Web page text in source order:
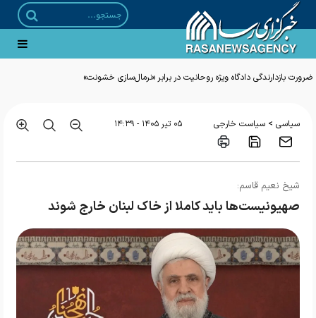
ضرورت بازدارندگی دادگاه ویژه روحانیت در برابر «نرمال‌سازی خشونت»
سیاسی > سیاست خارجی ۰۵ تير ۱۴۰۵ - ۱۴:۳۹
شیخ نعیم قاسم:
صهیونیست‌ها باید کاملا از خاک لبنان خارج شوند